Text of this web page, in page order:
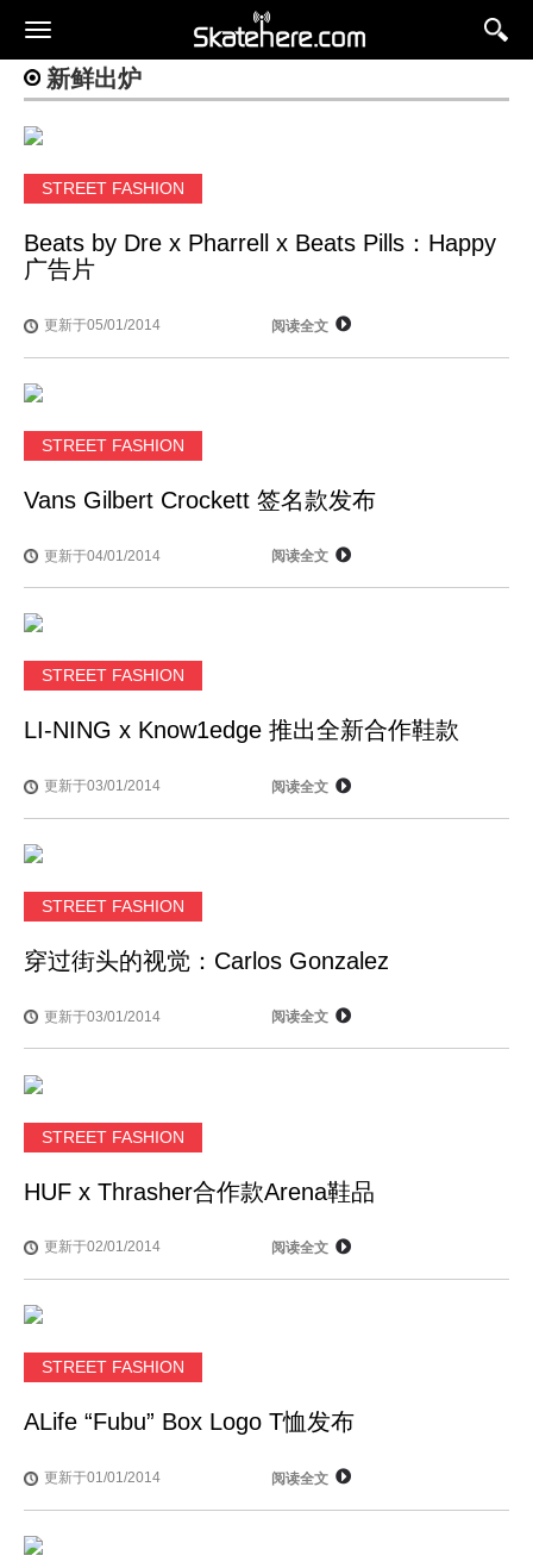
新鲜出炉
STREET FASHION
Beats by Dre x Pharrell x Beats Pills：Happy
广告片
更新于05/01/2014 阅读全文
STREET FASHION
Vans Gilbert Crockett 签名款发布
更新于04/01/2014 阅读全文
STREET FASHION
LI-NING x Know1edge 推出全新合作鞋款
更新于03/01/2014 阅读全文
STREET FASHION
穿过街头的视觉：Carlos Gonzalez
更新于03/01/2014 阅读全文
STREET FASHION
HUF x Thrasher合作款Arena鞋品
更新于02/01/2014 阅读全文
STREET FASHION
ALife “Fubu” Box Logo T恤发布
更新于01/01/2014 阅读全文